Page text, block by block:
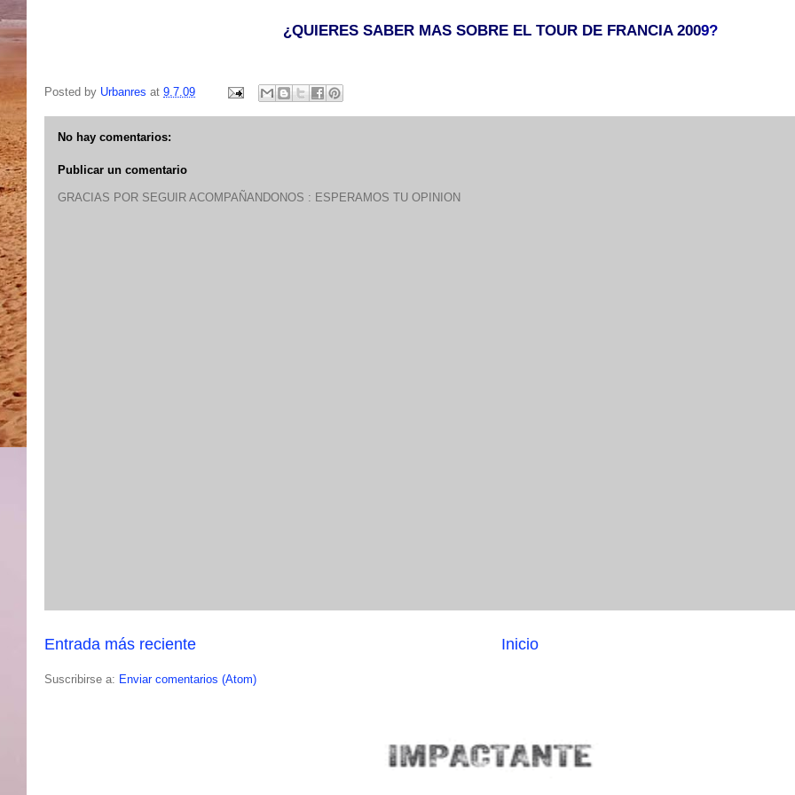
¿QUIERES SABER MAS SOBRE EL TOUR DE FRANCIA 2009?
Posted by Urbanres at 9.7.09
No hay comentarios:
Publicar un comentario
GRACIAS POR SEGUIR ACOMPAÑANDONOS : ESPERAMOS TU OPINION
Entrada más reciente Inicio
Suscribirse a: Enviar comentarios (Atom)